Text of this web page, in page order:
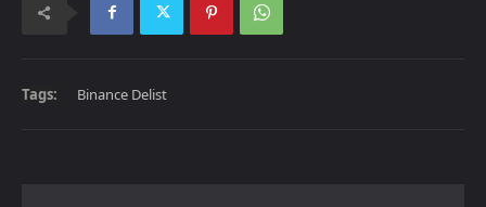
Tags: Binance Delist